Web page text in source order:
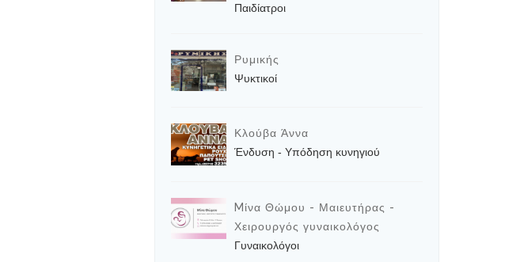
Παιδίατροι
Ρυμικής
Ψυκτικοί
Κλούβα Άννα
Ένδυση - Υπόδηση κυνηγιού
Mίνα Θώμου - Μαιευτήρας -
Χειρουργός γυναικολόγος
Γυναικολόγοι